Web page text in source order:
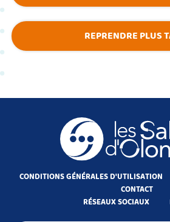
REPRENDRE PLUS
CONDITIONS GÉNÉRALES D'UTILISATION
CONTACT
RÉSEAUX SOCIAUX